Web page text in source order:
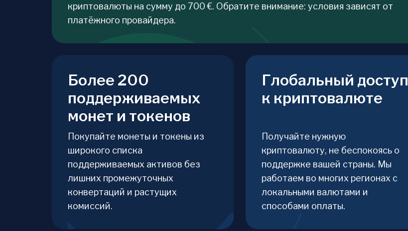
криптовалюты на сумму до 700 €. Обратите внимание: условия зависят от
платёжного провайдера.
Более 200
поддерживаемых
монет и токенов
Покупайте монеты и токены из
широкого списка
поддерживаемых активов без
лишних промежуточных
конвертаций и растущих
комиссий.
Глобальный доступ
к криптовалюте
Получайте нужную
криптовалюту, не беспокоясь о
поддержке вашей страны. Мы
работаем во многих регионах с
локальными валютами и
способами оплаты.